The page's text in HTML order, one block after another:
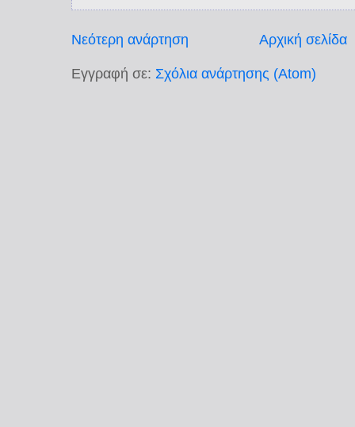
Νεότερη ανάρτηση Αρχική σελίδα
Εγγραφή σε: Σχόλια ανάρτησης (Atom)